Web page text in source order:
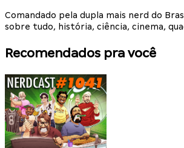
Comandado pela dupla mais nerd do
sobre tudo, história, ciência, cinema,
Recomendados pra você